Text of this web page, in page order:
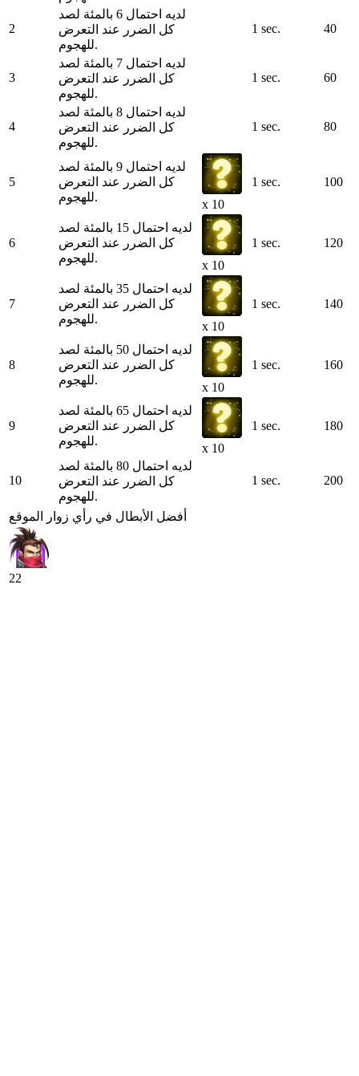
2
لديه احتمال 6 بالمئة لصد
كل الضرر عند التعرض
للهجوم.
1 sec. 40
3
لديه احتمال 7 بالمئة لصد
كل الضرر عند التعرض
للهجوم.
1 sec. 60
4
لديه احتمال 8 بالمئة لصد
كل الضرر عند التعرض
للهجوم.
1 sec. 80
5
لديه احتمال 9 بالمئة لصد
كل الضرر عند التعرض
للهجوم.
x 10
1 sec. 100
6
لديه احتمال 15 بالمئة لصد
كل الضرر عند التعرض
للهجوم.
x 10
1 sec. 120
7
لديه احتمال 35 بالمئة لصد
كل الضرر عند التعرض
للهجوم.
x 10
1 sec. 140
8
لديه احتمال 50 بالمئة لصد
كل الضرر عند التعرض
للهجوم.
x 10
1 sec. 160
9
لديه احتمال 65 بالمئة لصد
كل الضرر عند التعرض
للهجوم.
x 10
1 sec. 180
10
لديه احتمال 80 بالمئة لصد
كل الضرر عند التعرض
للهجوم.
1 sec. 200
أفضل الأبطال في رأي زوار الموقع
22